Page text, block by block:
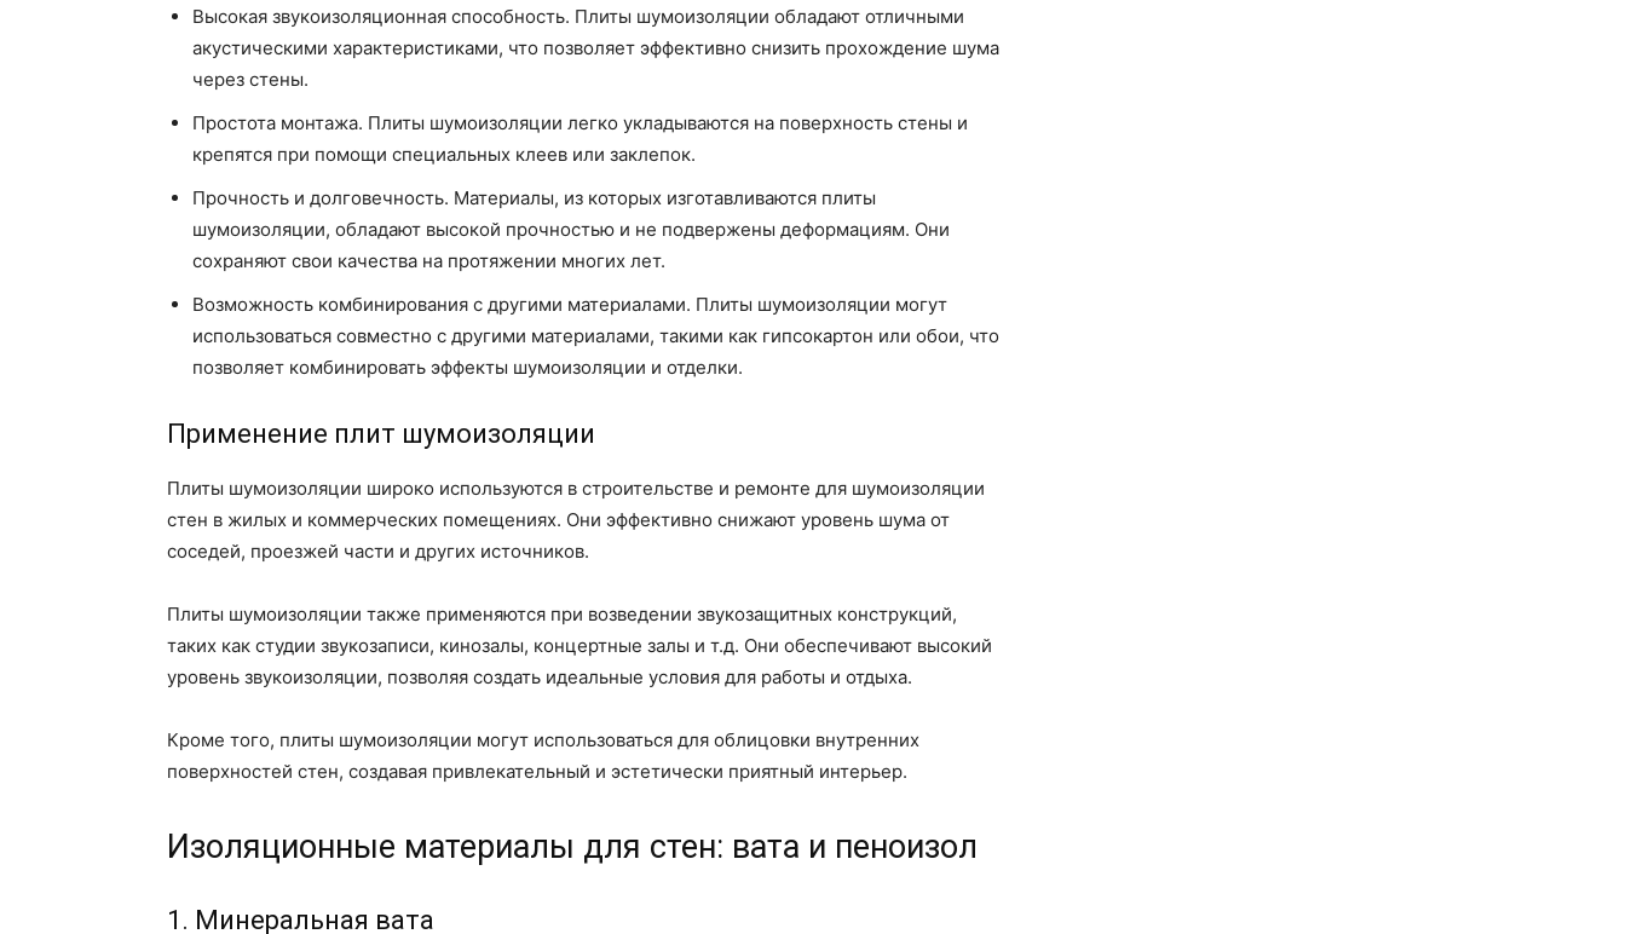
Высокая звукоизоляционная способность. Плиты шумоизоляции обладают отличными
акустическими характеристиками, что позволяет эффективно снизить прохождение шума
через стены.
Простота монтажа. Плиты шумоизоляции легко укладываются на поверхность стены и
крепятся при помощи специальных клеев или заклепок.
Прочность и долговечность. Материалы, из которых изготавливаются плиты
шумоизоляции, обладают высокой прочностью и не подвержены деформациям. Они
сохраняют свои качества на протяжении многих лет.
Возможность комбинирования с другими материалами. Плиты шумоизоляции могут
использоваться совместно с другими материалами, такими как гипсокартон или обои, что
позволяет комбинировать эффекты шумоизоляции и отделки.
Применение плит шумоизоляции
Плиты шумоизоляции широко используются в строительстве и ремонте для шумоизоляции
стен в жилых и коммерческих помещениях. Они эффективно снижают уровень шума от
соседей, проезжей части и других источников.
Плиты шумоизоляции также применяются при возведении звукозащитных конструкций,
таких как студии звукозаписи, кинозалы, концертные залы и т.д. Они обеспечивают высокий
уровень звукоизоляции, позволяя создать идеальные условия для работы и отдыха.
Кроме того, плиты шумоизоляции могут использоваться для облицовки внутренних
поверхностей стен, создавая привлекательный и эстетически приятный интерьер.
Изоляционные материалы для стен: вата и пеноизол
1. Минеральная вата